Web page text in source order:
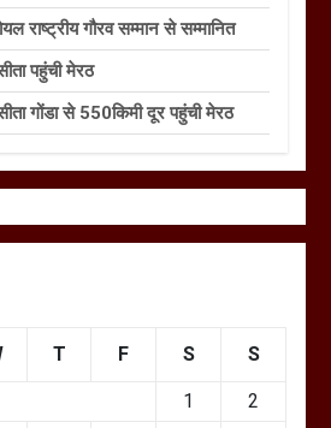
राष्ट्रीय गौरव सम्मान से सम्मानित
पहुंची मेरठ
गोंडा से 550किमी दूर पहुंची मेरठ
T F S S
1
2